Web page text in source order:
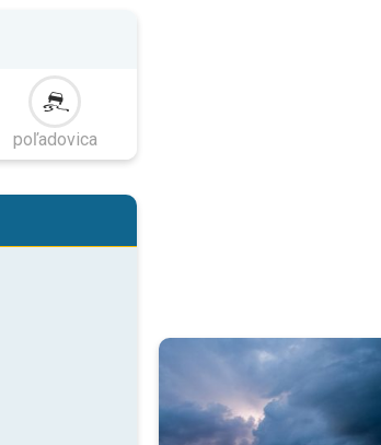
poľadovica
Ako sa máme správať počas